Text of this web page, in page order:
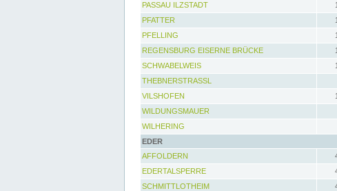
PASSAU ILZSTADT
PFATTER
PFELLING
REGENSBURG EISERNE BRÜCKE
SCHWABELWEIS
THEBNERSTRASSL
VILSHOFEN
WILDUNGSMAUER
WILHERING
EDER
AFFOLDERN
EDERTALSPERRE
SCHMITTLOTHEIM